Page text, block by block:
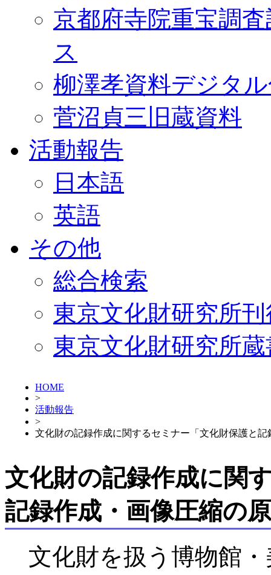
京都府寺院重宝調
ス
柳澤孝資料デジタ
菅沼貞三旧蔵資料
活動報告
日本語
英語
その他
総合検索
東京文化財研究所
東京文化財研究所
HOME
>
活動報告
>
文化財の記録作成に関するセミナー「文化財保護と
文化財の記録作成に関
記録作成・画像圧縮の
文化財を扱う博物館・